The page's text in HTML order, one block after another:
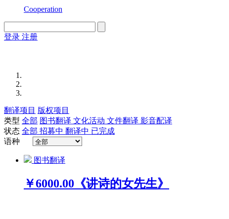
Cooperation
登录 注册
翻译项目 版权项目
类型 全部 图书翻译 文化活动 文件翻译 影音配译
状态 全部 招募中 翻译中 已完成
语种
图书翻译
￥6000.00 《讲诗的女先生》